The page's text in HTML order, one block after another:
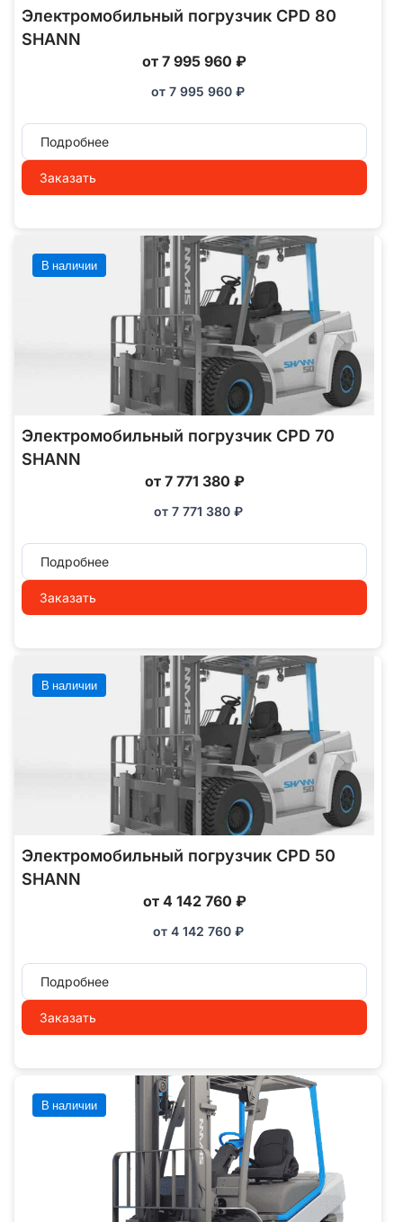
Электромобильный погрузчик CPD 80
SHANN
от 7 995 960 ₽
от 7 995 960 ₽
Подробнее
Заказать
В наличии
Электромобильный погрузчик CPD 70
SHANN
от 7 771 380 ₽
от 7 771 380 ₽
Подробнее
Заказать
В наличии
Электромобильный погрузчик CPD 50
SHANN
от 4 142 760 ₽
от 4 142 760 ₽
Подробнее
Заказать
В наличии